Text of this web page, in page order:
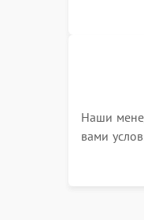
номер
Наши
вами